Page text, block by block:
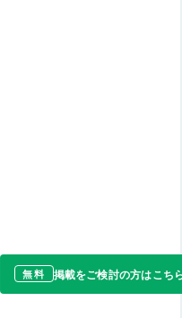
無料 掲載をご検討の方はこち